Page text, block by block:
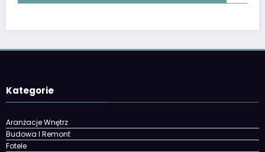
Kategorie
Aranżacje Wnętrz
Budowa I Remont
Fotele